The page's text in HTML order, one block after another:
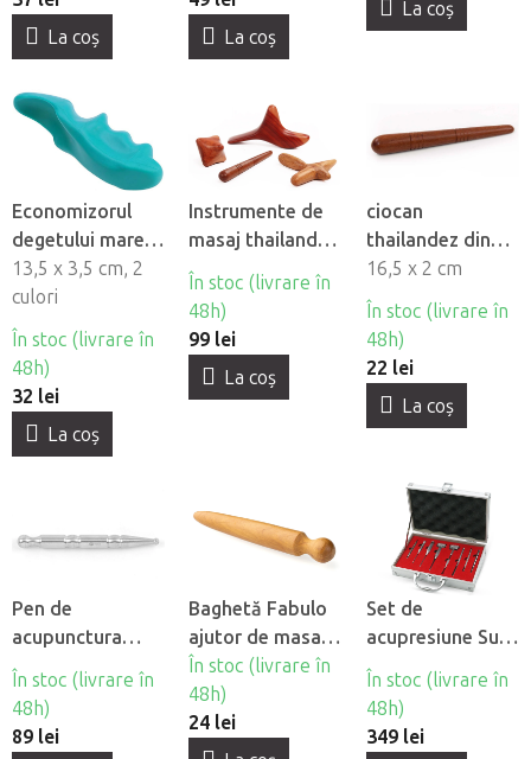
La coş
La coş
La coş
Economizorul
degetului mare
Thumb-Saver
13,5 x 3,5 cm, 2
culori
În stoc (livrare în
48h)
32 lei
La coş
Instrumente de
masaj thailandez
din lemn, 4 buc
În stoc (livrare în
48h)
99 lei
La coş
ciocan
thailandez din
lemn pentru
masaj
reflexologic
16,5 x 2 cm
În stoc (livrare în
48h)
22 lei
La coş
Pen de
acupunctura
Fabulo Pen
În stoc (livrare în
48h)
89 lei
Baghetă Fabulo
ajutor de masaj
pentru
maderoterapie
În stoc (livrare în
48h)
24 lei
Set de
acupresiune Su-
Jok Fabulo
Acuvit, 8 buc
În stoc (livrare în
48h)
349 lei